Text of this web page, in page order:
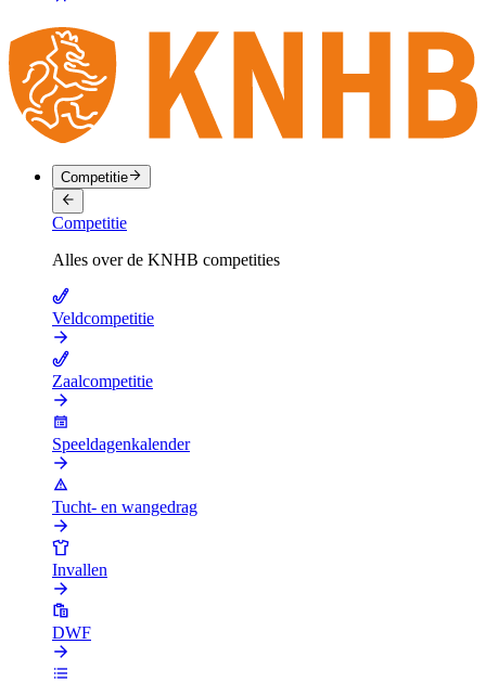
Competitie
Competitie
Alles over de KNHB competities
Veldcompetitie
Zaalcompetitie
Speeldagenkalender
Tucht- en wangedrag
Invallen
DWF